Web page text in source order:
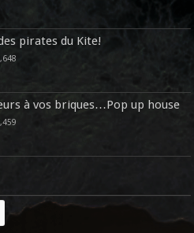
pirates du Kite!
à vos briques…Pop up house